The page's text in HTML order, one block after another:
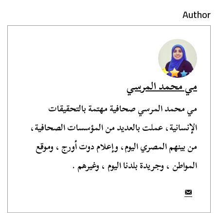
Author
مي محمد المرسي
مي محمد المرسي صحافية مهتمة بالتحقيقات
الإنسانية، عملت بالعديد من المؤسسات الصحافية،
من بينهم المصري اليوم، وإعلام دوت أورج ، وموقع
المواطن ، وجريدة بلدنا اليوم ، وغيرهم .